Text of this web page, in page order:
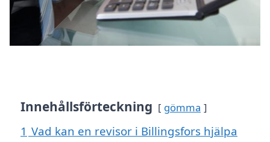
Innehållsförteckning gömma
1 Vad kan en revisor i Billingsfors hjälpa